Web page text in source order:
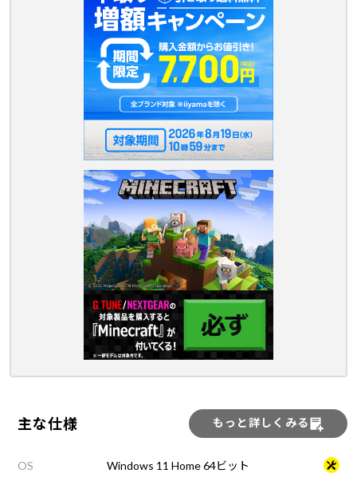
主な仕様 もっと詳しくみる
OS Windows 11 Home 64ビット